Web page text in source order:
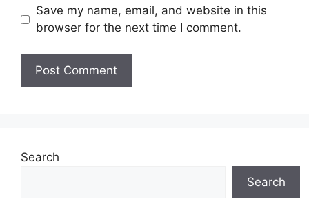
Save my name, email, and website in this
browser for the next time I comment.
Search
Search